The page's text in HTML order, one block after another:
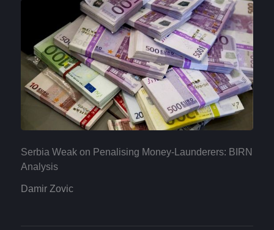
Serbia Weak on Penalising Money-Launderers: BIRN
Analysis
Damir Zovic